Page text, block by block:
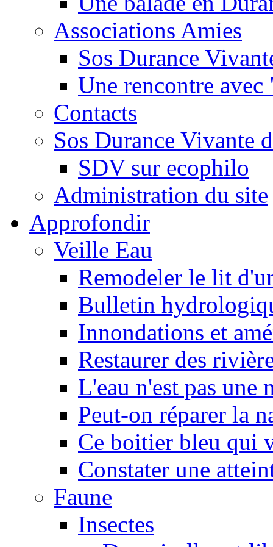
Associations Amies
Sos Durance
Une rencontre
Contacts
Sos Durance Vivante
SDV sur ecophilo
Administration du site
Approfondir
Veille Eau
Remodeler le lit
Bulletin
Innondations et
Restaurer des
L'eau n'est pas une
Peut-on réparer la
Ce boitier bleu qui
Constater une
Faune
Insectes